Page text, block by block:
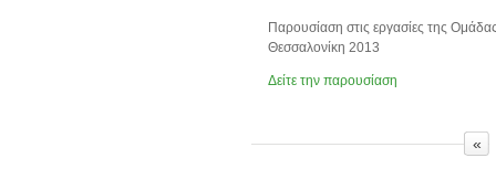
Παρουσίαση στις εργασίες της
Θεσσαλονίκη 2013
Δείτε την παρουσίαση
«